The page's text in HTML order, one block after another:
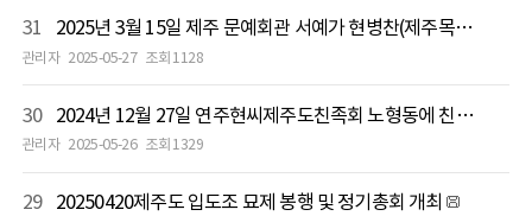
31 2025년 3월 15일 제주 문예회관 서예가 현병찬(제주목사공파 29세) 고문 서예전
관리자 2025-05-27 조회 1128
30 2024년 12월 27일 연주현씨제주도친족회 노형동에 친족회관 건립
관리자 2025-05-26 조회 1329
29 20250420제주도 입도조 묘제 봉행 및 정기총회 개최